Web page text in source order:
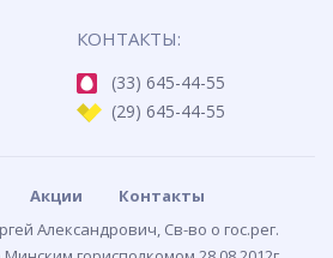
КОНТАКТЫ:
(33) 645-44-55
(29) 645-44-55
Акции
Контакты
Александрович, Св-во о гос.рег.